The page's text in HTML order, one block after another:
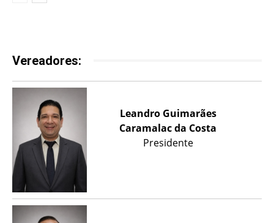
Vereadores:
Leandro Guimarães
Caramalac da Costa
Presidente